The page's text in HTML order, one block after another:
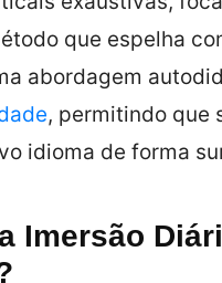
que espelha
abordagem
, permitindo que
idioma de forma
Imersão